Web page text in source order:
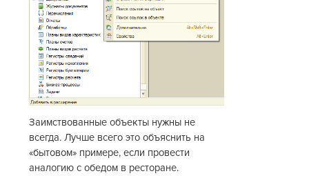
Заимствованные объекты нужны не
всегда. Лучше всего это объяснить на
«бытовом» примере, если провести
аналогию с обедом в ресторане.